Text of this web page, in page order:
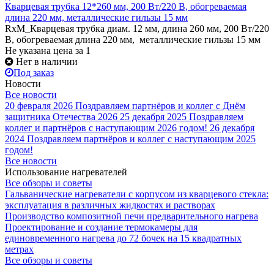
Кварцевая трубка 12*260 мм, 200 Вт/220 В, обогреваемая
длина 220 мм, металлические гильзы 15 мм
RxM_Кварцевая трубка диам. 12 мм, длина 260 мм, 200 Вт/220
В, обогреваемая длина 220 мм, металлические гильзы 15 мм
Не указана цена за 1
Нет в наличии
Под заказ
Новости
Все новости
20 февраля 2026 Поздравляем партнёров и коллег с Днём
защитника Отечества 2026 25 декабря 2025 Поздравляем
коллег и партнёров с наступающим 2026 годом! 26 декабря
2024 Поздравляем партнёров и коллег с наступающим 2025
годом!
Все новости
Использование нагревателей
Все обзоры и советы
Гальванические нагреватели с корпусом из кварцевого стекла:
эксплуатация в различных жидкостях и растворах
Производство композитной печи предварительного нагрева
Проектирование и создание термокамеры для
единовременного нагрева до 72 бочек на 15 квадратных
метрах
Все обзоры и советы